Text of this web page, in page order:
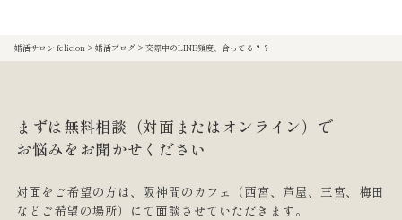
婚活サロン felicion>婚活ブログ>交際中のLINE頻度、合ってる？？
まずは無料相談（対面またはオンライン）で
お悩みをお聞かせください
対面をご希望の方は、阪神間のカフェ （西宮、芦屋、三宮、梅田
などご希望の場所）にて面談させていただきます。